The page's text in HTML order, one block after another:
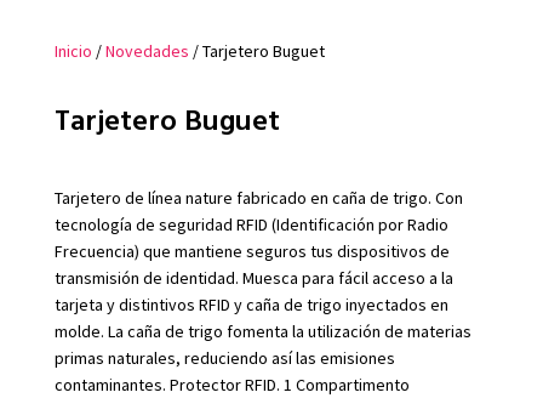
Inicio /Novedades / Tarjetero Buguet
Tarjetero Buguet
Tarjetero de línea nature fabricado en caña de trigo. Con
tecnología de seguridad RFID (Identificación por Radio
Frecuencia) que mantiene seguros tus dispositivos de
transmisión de identidad. Muesca para fácil acceso a la
tarjeta y distintivos RFID y caña de trigo inyectados en
molde. La caña de trigo fomenta la utilización de materias
primas naturales, reduciendo así las emisiones
contaminantes. Protector RFID. 1 Compartimento